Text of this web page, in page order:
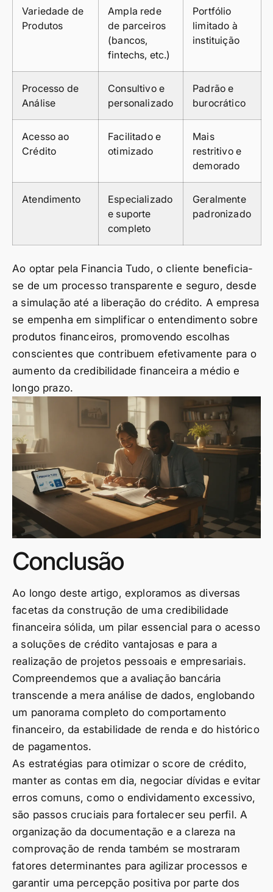
Variedade de
Produtos
Ampla rede
de parceiros
(bancos,
fintechs, etc.)
Portfólio
limitado à
instituição
Processo de
Análise
Consultivo e
personalizado
Padrão e
burocrático
Acesso ao
Crédito
Facilitado e
otimizado
Mais
restritivo e
demorado
Atendimento
Especializado
e suporte
completo
Geralmente
padronizado
Ao optar pela Financia Tudo, o cliente beneficia-
se de um processo transparente e seguro, desde
a simulação até a liberação do crédito. A empresa
se empenha em simplificar o entendimento sobre
produtos financeiros, promovendo escolhas
conscientes que contribuem efetivamente para o
aumento da credibilidade financeira a médio e
longo prazo.
Conclusão
Ao longo deste artigo, exploramos as diversas
facetas da construção de uma credibilidade
financeira sólida, um pilar essencial para o acesso
a soluções de crédito vantajosas e para a
realização de projetos pessoais e empresariais.
Compreendemos que a avaliação bancária
transcende a mera análise de dados, englobando
um panorama completo do comportamento
financeiro, da estabilidade de renda e do histórico
de pagamentos.
As estratégias para otimizar o score de crédito,
manter as contas em dia, negociar dívidas e evitar
erros comuns, como o endividamento excessivo,
são passos cruciais para fortalecer seu perfil. A
organização da documentação e a clareza na
comprovação de renda também se mostraram
fatores determinantes para agilizar processos e
garantir uma percepção positiva por parte dos